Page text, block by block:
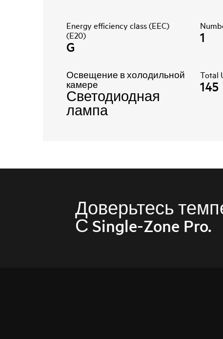
Energy efficiency class (EEC)
(E20)
G
1
Освещение в холодильной
камере
Светодиодная
лампа
Total
145
Доверьтесь
С Single‑Zone Pro.